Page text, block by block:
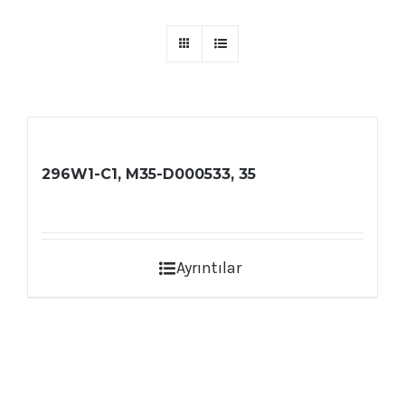
296W1-C1, M35-D000533, 35
Ayrıntılar